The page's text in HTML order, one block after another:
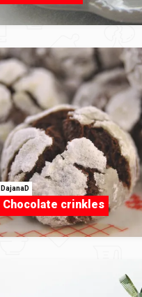
DajanaD
Chocolate crinkles